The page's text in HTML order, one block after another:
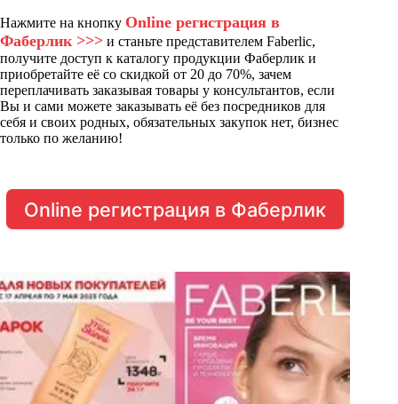
Нажмите на кнопку Online регистрация в
Фаберлик >>> и станьте представителем Faberlic,
получите доступ к каталогу продукции Фаберлик и
приобретайте её со скидкой от 20 до 70%, зачем
переплачивать заказывая товары у консультантов, если
Вы и сами можете заказывать её без посредников для
себя и своих родных, обязательных закупок нет, бизнес
только по желанию!
Online регистрация в Фаберлик